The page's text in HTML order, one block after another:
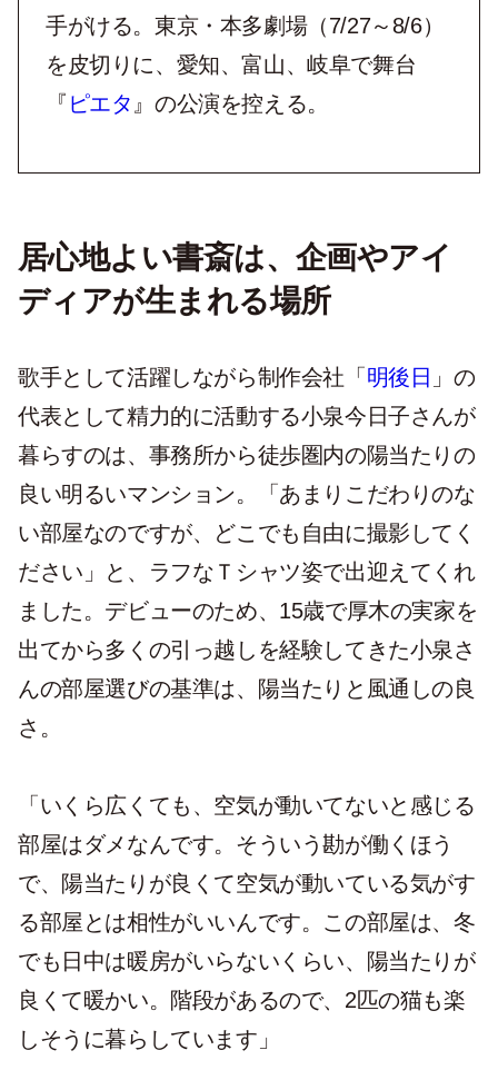
手がける。東京・本多劇場（7/27～8/6）
を皮切りに、愛知、富山、岐阜で舞台
『 ピエタ 』の公演を控える。
居心地よい書斎は、企画やアイ
ディアが生まれる場所
歌手として活躍しながら制作会社「明後日 」の
代表として精力的に活動する小泉今日子さんが
暮らすのは、事務所から徒歩圏内の陽当たりの
良い明るいマンション。「あまりこだわりのな
い部屋なのですが、どこでも自由に撮影してく
ださい」と、ラフなＴシャツ姿で出迎えてくれ
ました。デビューのため、15歳で厚木の実家を
出てから多くの引っ越しを経験してきた小泉さ
んの部屋選びの基準は、陽当たりと風通しの良
さ。
「いくら広くても、空気が動いてないと感じる
部屋はダメなんです。そういう勘が働くほう
で、陽当たりが良くて空気が動いている気がす
る部屋とは相性がいいんです。この部屋は、冬
でも日中は暖房がいらないくらい、陽当たりが
良くて暖かい。階段があるので、2匹の猫も楽
しそうに暮らしています」